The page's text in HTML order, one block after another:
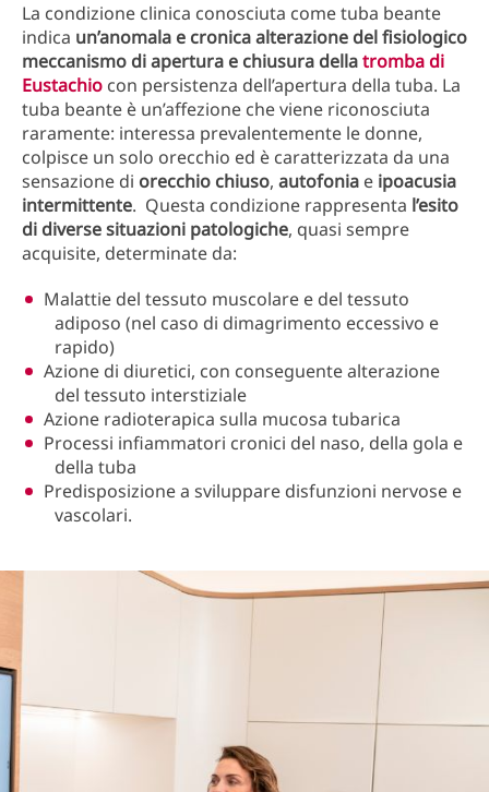
La condizione clinica conosciuta come tuba beante
indica un’anomala e cronica alterazione del fisiologico
meccanismo di apertura e chiusura dellatromba di
Eustachio con persistenza dell’apertura della tuba. La
tuba beante è un’affezione che viene riconosciuta
raramente: interessa prevalentemente le donne,
colpisce un solo orecchio ed è caratterizzata da una
sensazione di orecchio chiuso, autofonia e ipoacusia
intermittente. Questa condizione rappresenta l’esito
di diversesituazioni patologiche, quasi sempre
acquisite, determinate da:
Malattie del tessuto muscolare e del tessuto
adiposo (nel caso di dimagrimento eccessivo e
rapido)
Azione di diuretici, con conseguente alterazione
del tessuto interstiziale
Azione radioterapica sulla mucosa tubarica
Processi infiammatori cronici del naso, della gola e
della tuba
Predisposizione a sviluppare disfunzioni nervose e
vascolari.